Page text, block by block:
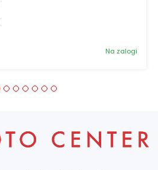
Na zalogi